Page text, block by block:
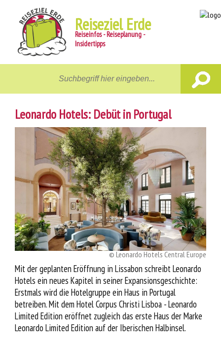
Reiseziel Erde
Reiseinfos - Reiseplanung -
Insidertipps
Unterwegs
Gastgeber
Aktiv
News
Reiseberichte
Service
Leonardo Hotels: Debüt in Portugal
© Leonardo Hotels Central Europe
Mit der geplanten Eröffnung in Lissabon schreibt Leonardo
Hotels ein neues Kapitel in seiner Expansionsgeschichte:
Erstmals wird die Hotelgruppe ein Haus in Portugal
betreiben. Mit dem Hotel Corpus Christi Lisboa - Leonardo
Limited Edition eröffnet zugleich das erste Haus der Marke
Leonardo Limited Edition auf der Iberischen Halbinsel.